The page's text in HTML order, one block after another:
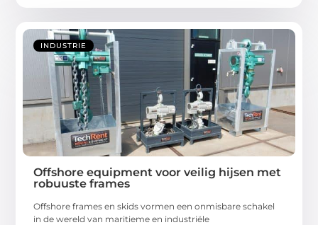
INDUSTRIE
Offshore equipment voor veilig hijsen met
robuuste frames
Offshore frames en skids vormen een onmisbare schakel
in de wereld van maritieme en industriële